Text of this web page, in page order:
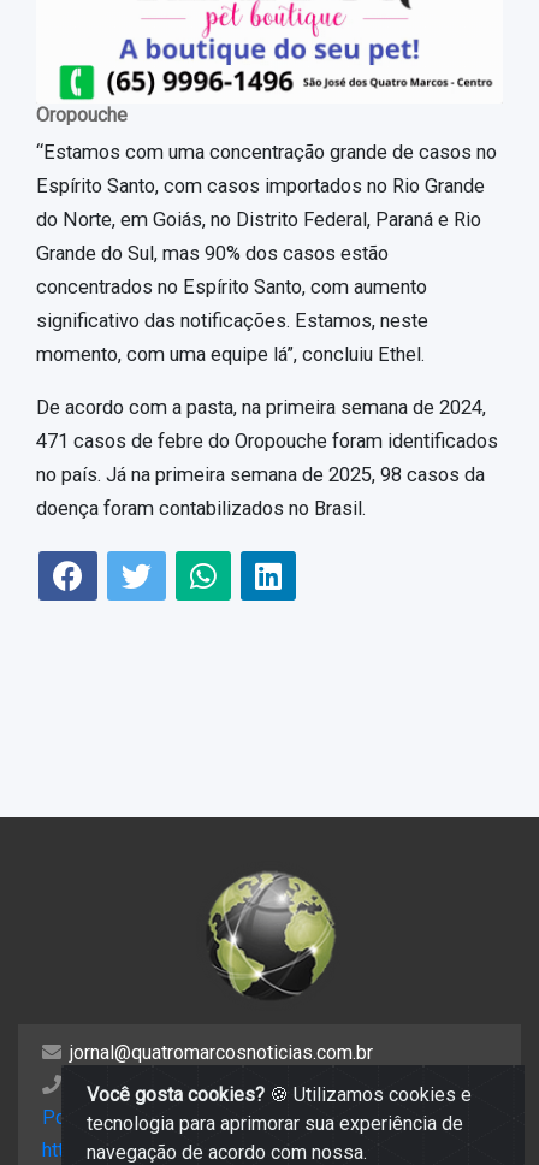
Oropouche
“Estamos com uma concentração grande de casos no
Espírito Santo, com casos importados no Rio Grande
do Norte, em Goiás, no Distrito Federal, Paraná e Rio
Grande do Sul, mas 90% dos casos estão
concentrados no Espírito Santo, com aumento
significativo das notificações. Estamos, neste
momento, com uma equipe lá”, concluiu Ethel.
De acordo com a pasta, na primeira semana de 2024,
471 casos de febre do Oropouche foram identificados
no país. Já na primeira semana de 2025, 98 casos da
doença foram contabilizados no Brasil.
jornal@quatromarcosnoticias.com.br
(65) 99806 1775
Política de privacidade
https://mail.hostinger.com/old
Você gosta cookies? 🍪 Utilizamos cookies e
tecnologia para aprimorar sua experiência de
navegação de acordo com nossa.